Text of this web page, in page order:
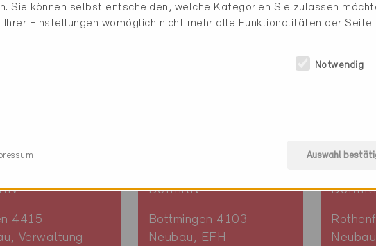
Gebäude (4 Zertifikate)
4415
Verwaltung
Definitiv
Bottmingen 4103
Neubau, EFH
Sie können selbst entscheiden, welche Kategorien Sie zulassen
Ihrer Einstellungen womöglich nicht mehr alle Funktionalitäten der Seite
Notwendig
Auswahl